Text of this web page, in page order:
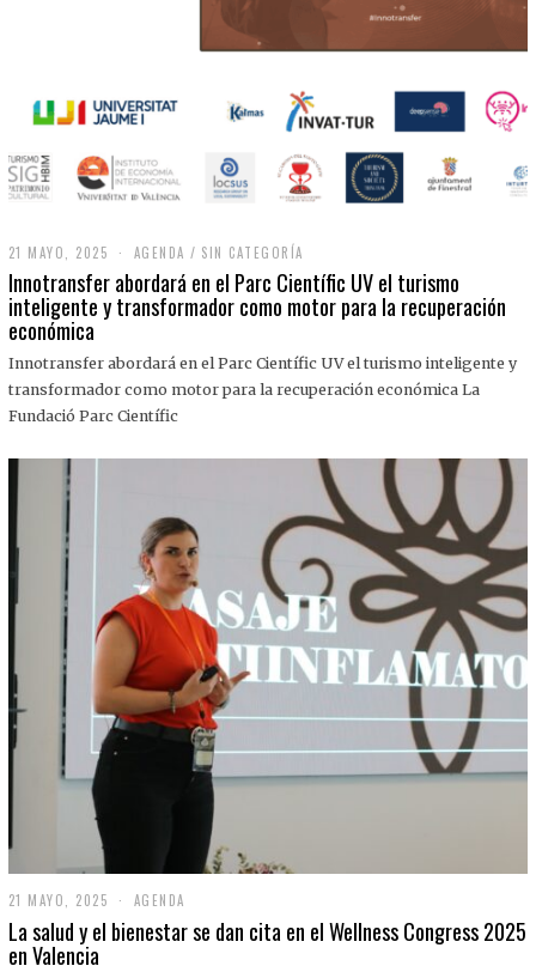
21 MAYO, 2025
M
A
Y
,
0
2
AGENDA / SIN CATEGORÍA
Innotransfer abordará en el Parc Científic UV el turismo
inteligente y transformador como motor para la recuperación
económica
Innotransfer abordará en el Parc Científic UV el turismo inteligente y
transformador como motor para la recuperación económica La
Fundació Parc Científic
21 MAYO, 2025
1
M
AGENDA
La salud y el bienestar se dan cita en el Wellness Congress 2025
en Valencia